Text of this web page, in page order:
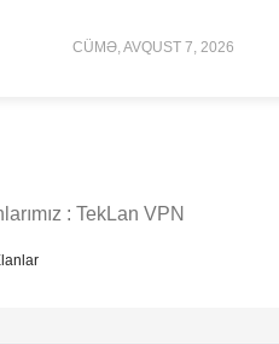
CÜMƏ, AVQUST 7, 2026
: TekLan VPN